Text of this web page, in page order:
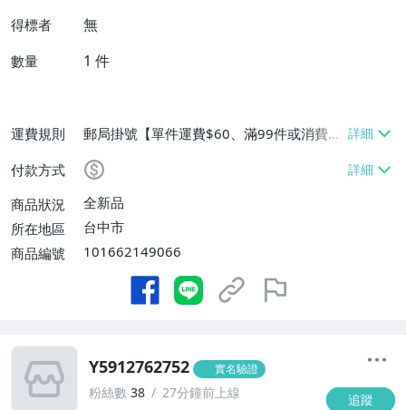
得標者 無
數量 1 件
運費規則
郵局掛號【單件運費$60、滿99件或消費滿
$9999免運費】
付款方式
商品狀況
全新品
所在地區
台中市
商品編號
101662149066
Y5912762752 實名驗證
粉絲數 38 27分鐘前上線 追蹤